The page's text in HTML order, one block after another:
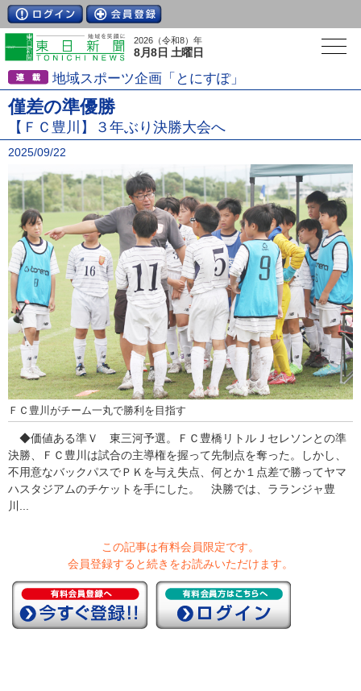
2026（令和8）年
8月8日 土曜日
地域スポーツ企画「とにすぽ」
僅差の準優勝
【ＦＣ豊川】３年ぶり決勝大会へ
2025/09/22
ＦＣ豊川がチーム一丸で勝利を目指す
◆価値ある準Ｖ 東三河予選。ＦＣ豊橋リトルＪセレソンとの準
決勝、ＦＣ豊川は試合の主導権を握って先制点を奪った。しかし、
不用意なバックパスでＰＫを与え失点、何とか１点差で勝ってヤマ
ハスタジアムのチケットを手にした。 決勝では、ラランジャ豊
川...
この記事は有料会員限定です。
会員登録すると続きをお読みいただけます。